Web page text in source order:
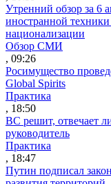
Утренний обзор за 6
иностранной
национализации
Обзор СМИ
, 09:26
Росимущество
Global Spirits
Практика
, 18:50
ВС решит, отвечает
руководитель
Практика
, 18:47
Путин подписал